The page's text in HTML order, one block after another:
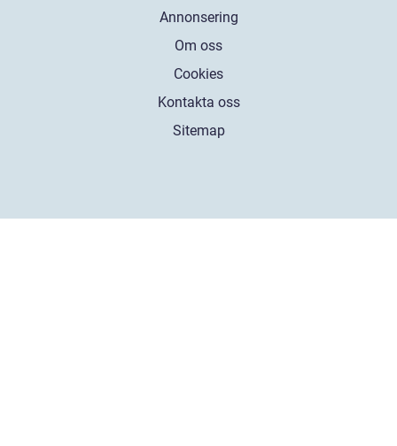
Annonsering
Om oss
Cookies
Kontakta oss
Sitemap